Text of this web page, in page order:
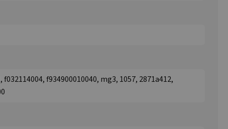
f934900010040, mg3, 1057, 2871a412,